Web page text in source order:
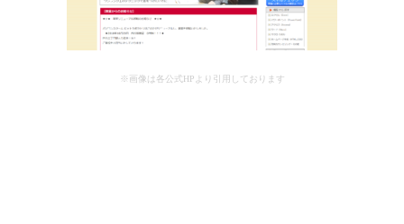
※画像は各公式HPより引用しております